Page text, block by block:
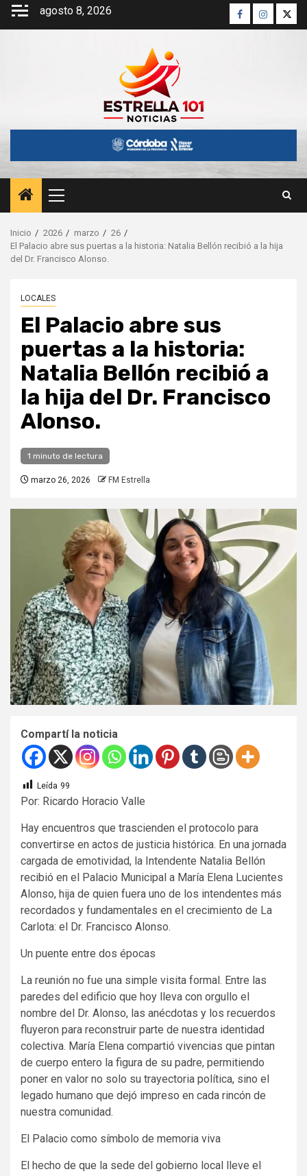
Saltar
agosto 8, 2026 Facebook
Instagram
Menú
principal
Inicio 2026 marzo
26
El Palacio abre sus puertas a la historia: Natalia Bellón recibió a la hija
del Dr. Francisco Alonso.
LOCALES
El Palacio abre sus
puertas a la historia:
Natalia Bellón recibió a
la hija del Dr. Francisco
Alonso.
1 minuto de lectura
marzo 26, 2026 FM Estrella
Compartí la noticia
Leída 99
Por: Ricardo Horacio Valle
Hay encuentros que trascienden el protocolo para
convertirse en actos de justicia histórica. En una jornada
cargada de emotividad, la Intendente Natalia Bellón
recibió en el Palacio Municipal a María Elena Lucientes
Alonso, hija de quien fuera uno de los intendentes más
recordados y fundamentales en el crecimiento de La
Carlota: el Dr. Francisco Alonso.
Un puente entre dos épocas
La reunión no fue una simple visita formal. Entre las
paredes del edificio que hoy lleva con orgullo el
nombre del Dr. Alonso, las anécdotas y los recuerdos
fluyeron para reconstruir parte de nuestra identidad
colectiva. María Elena compartió vivencias que pintan
de cuerpo entero la figura de su padre, permitiendo
poner en valor no solo su trayectoria política, sino el
legado humano que dejó impreso en cada rincón de
nuestra comunidad.
El Palacio como símbolo de memoria viva
El hecho de que la sede del gobierno local lleve el